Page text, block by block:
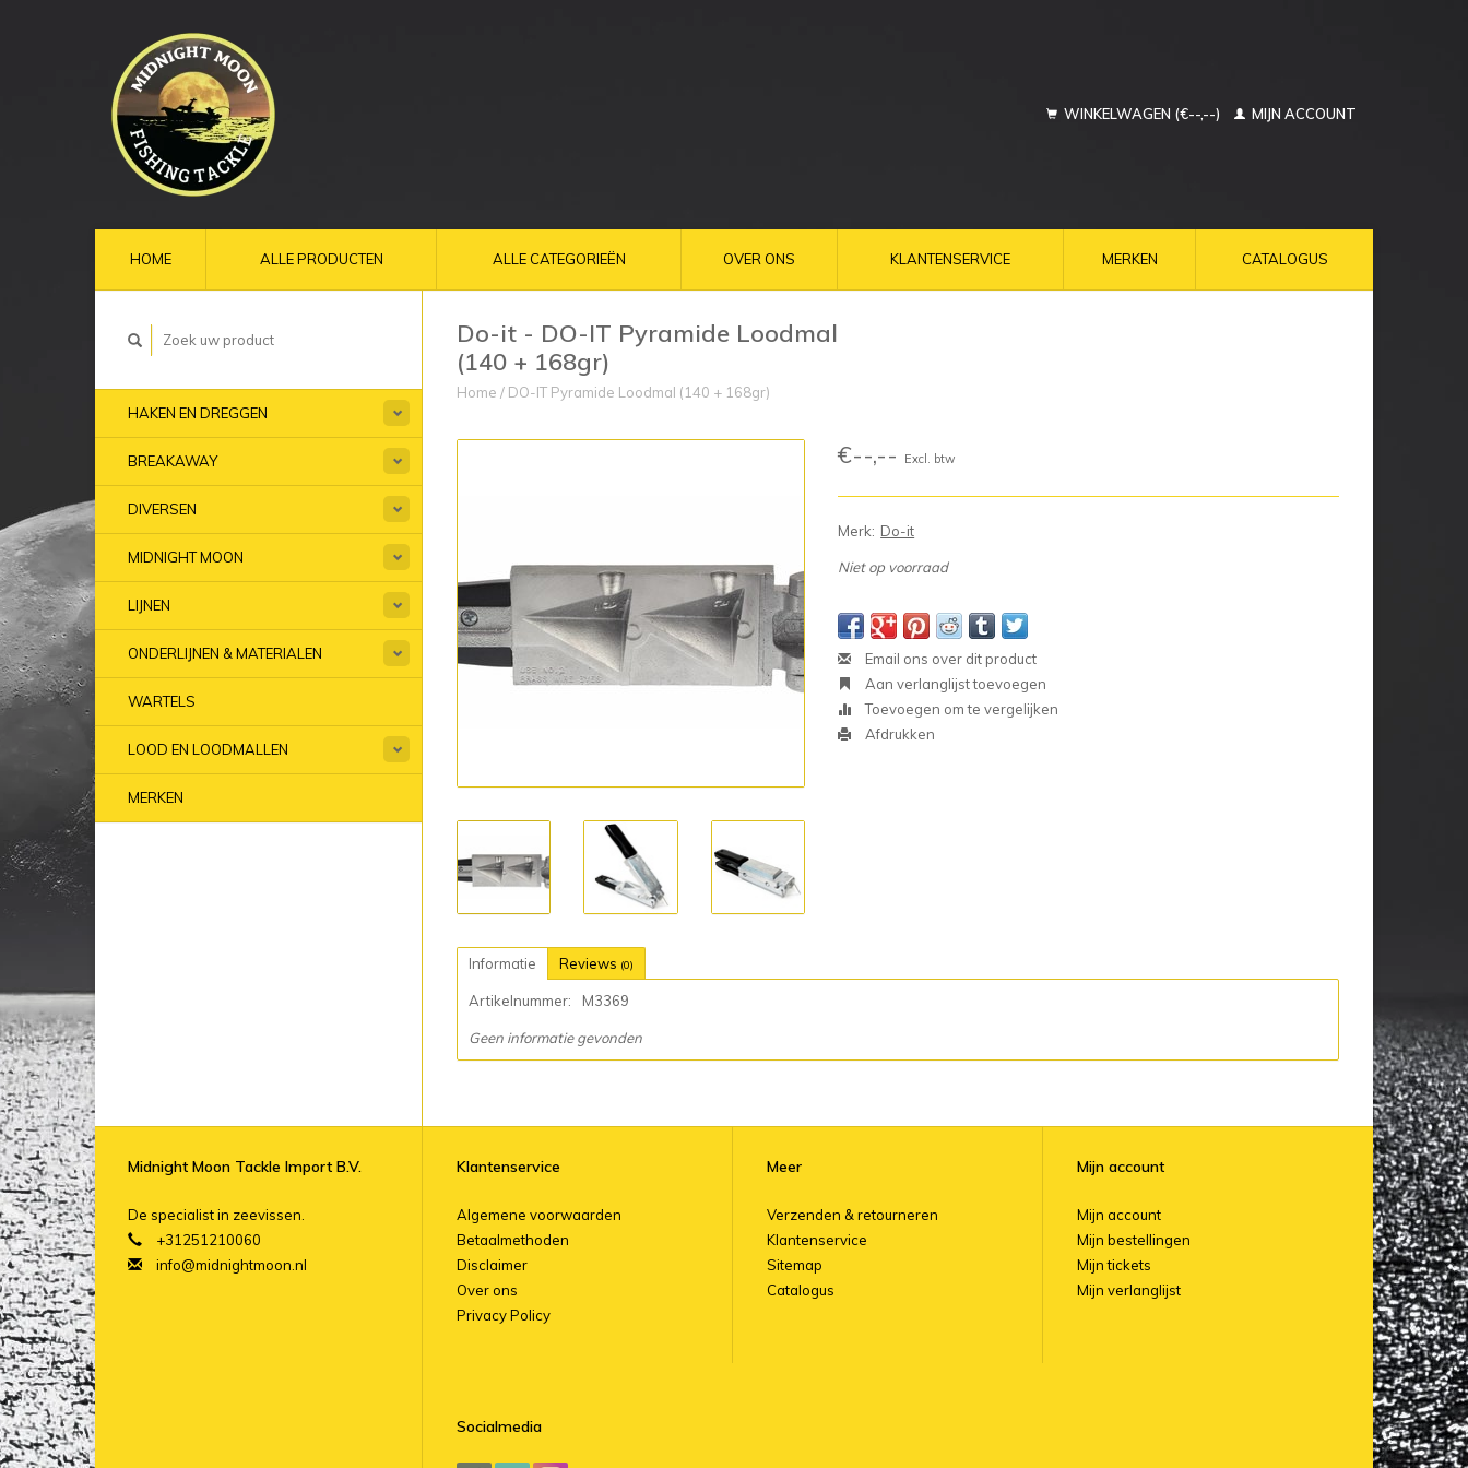
WINKELWAGEN (€--,--) MIJN ACCOUNT
HOME ALLE PRODUCTEN ALLE CATEGORIEËN OVER ONS KLANTENSERVICE MERKEN CATALOGUS
HAKEN EN DREGGEN
BREAKAWAY
DIVERSEN
MIDNIGHT MOON
LIJNEN
ONDERLIJNEN & MATERIALEN
WARTELS
LOOD EN LOODMALLEN
MERKEN
Do-it - DO-IT Pyramide Loodmal
(140 + 168gr)
Home / DO-IT Pyramide Loodmal (140 + 168gr)
€--,-- Excl. btw
Merk: Do-it
Niet op voorraad
Email ons over dit product
Aan verlanglijst toevoegen
Toevoegen om te vergelijken
Afdrukken
Informatie Reviews (0)
Artikelnummer: M3369
Geen informatie gevonden
Midnight Moon Tackle Import B.V.
De specialist in zeevissen.
+31251210060
info@midnightmoon.nl
Klantenservice
Algemene voorwaarden
Betaalmethoden
Disclaimer
Over ons
Privacy Policy
Meer
Verzenden & retourneren
Klantenservice
Sitemap
Catalogus
Mijn account
Mijn account
Mijn bestellingen
Mijn tickets
Mijn verlanglijst
Socialmedia